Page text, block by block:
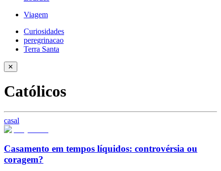
Viagem
Curiosidades
peregrinacao
Terra Santa
✕
Católicos
casal
Casamento em tempos líquidos: controvérsia ou
coragem?